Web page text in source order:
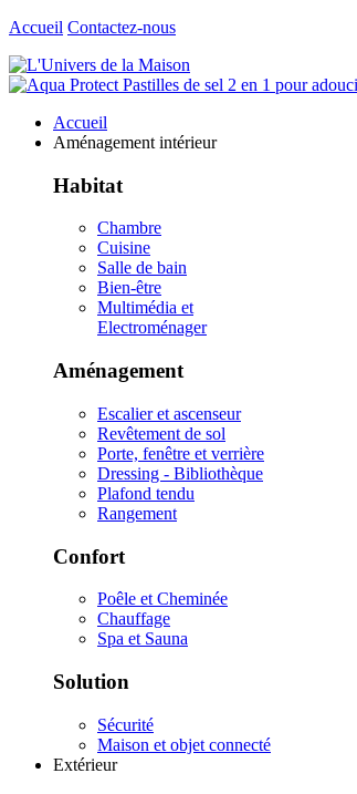
Accueil Contactez-nous
Accueil
Aménagement intérieur
Habitat
Chambre
Cuisine
Salle de bain
Bien-être
Multimédia et
Electroménager
Aménagement
Escalier et ascenseur
Revêtement de sol
Porte, fenêtre et verrière
Dressing - Bibliothèque
Plafond tendu
Rangement
Confort
Poêle et Cheminée
Chauffage
Spa et Sauna
Solution
Sécurité
Maison et objet connecté
Extérieur